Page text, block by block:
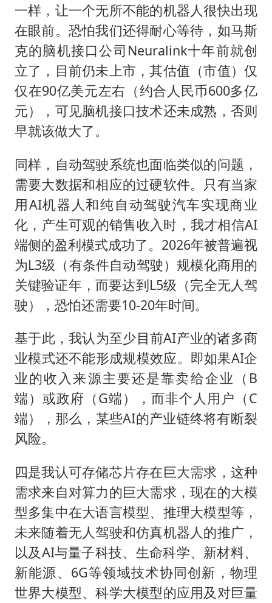
一样，让一个无所不能的机器人很快出现
在眼前。恐怕我们还得耐心等待，如马斯
克的脑机接口公司Neuralink十年前就创
立了，目前仍未上市，其估值（市值）仅
仅在90亿美元左右（约合人民币600多亿
元），可见脑机接口技术还未成熟，否则
早就该做大了。
同样，自动驾驶系统也面临类似的问题，
需要大数据和相应的过硬软件。只有当家
用AI机器人和纯自动驾驶汽车实现商业
化，产生可观的销售收入时，我才相信AI
端侧的盈利模式成功了。2026年被普遍视
为L3级（有条件自动驾驶）规模化商用的
关键验证年，而要达到L5级（完全无人驾
驶），恐怕还需要10-20年时间。
基于此，我认为至少目前AI产业的诸多商
业模式还不能形成规模效应。即如果AI企
业的收入来源主要还是靠卖给企业（B
端）或政府（G端），而非个人用户（C
端），那么，某些AI的产业链终将有断裂
风险。
四是我认可存储芯片存在巨大需求，这种
需求来自对算力的巨大需求，现在的大模
型多集中在大语言模型、推理大模型等，
未来随着无人驾驶和仿真机器人的推广，
以及AI与量子科技、生命科学、新材料、
新能源、6G等领域技术协同创新，物理
世界大模型、科学大模型的应用及对巨量